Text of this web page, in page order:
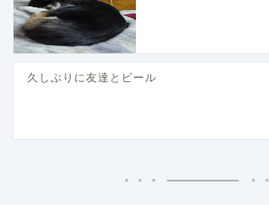
久しぶりに友達とビール